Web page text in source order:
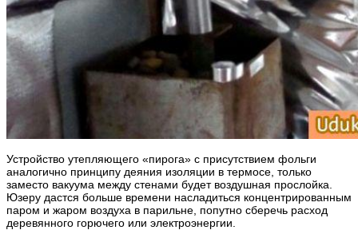
Устройство утепляющего «пирога» с присутствием фольги
аналогично принципу деяния изоляции в термосе, только
заместо вакуума между стенами будет воздушная прослойка.
Юзеру дастся больше времени насладиться концентрированным
паром и жаром воздуха в парильне, попутно сберечь расход
деревянного горючего или электроэнергии.